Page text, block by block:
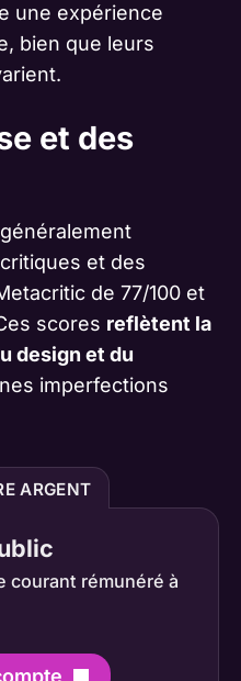
une expérience
bien que leurs
et des
et des
de 77/100 et
scores reflètent la
design et du
imperfections
ARGENT
courant rémunéré à